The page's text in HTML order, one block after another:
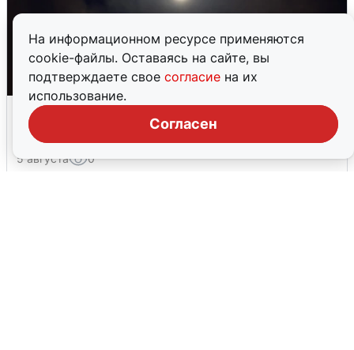
На информационном ресурсе применяются
cookie-файлы. Оставаясь на сайте, вы
подтверждаете свое согласие на их
использование.
Согласен
Взрывы в Воронеже после сигнала
тревоги
5 августа 0